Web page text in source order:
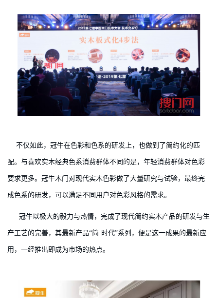
不仅如此，冠牛在色彩和色系的研发上，也做到了简约化的匹
配。与喜欢实木经典色系消费群体不同的是，年轻消费群体对色彩
要求更多。冠牛木门对现代实木色彩做了大量研究与试验，最终完
成色系的研发，可以满足不同用户对色彩风格的需求。
冠牛以极大的毅力与热情，完成了现代简约实木产品的研发与生
产工艺的完善，其最新产品“简·时代”系列，便是这一成果的最新应
用，一经推出即成为市场的热点。